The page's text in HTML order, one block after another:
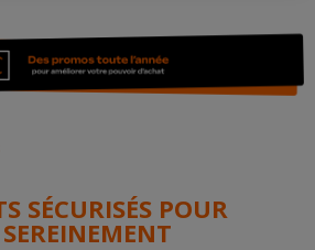
SÉCURISÉS POUR